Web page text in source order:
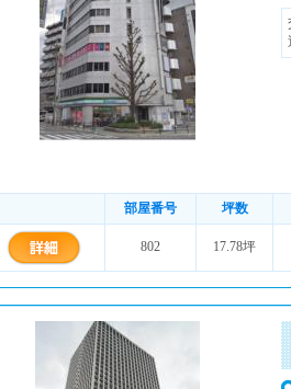
部屋番号 坪数
802 17.78坪